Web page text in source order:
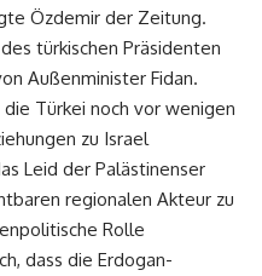
Özdemir der Zeitung.
türkischen Präsidenten
Außenminister Fidan.
die Türkei noch vor wenigen
zu Israel
Leid der Palästinenser
regionalen Akteur zu
Rolle
dass die Erdogan-